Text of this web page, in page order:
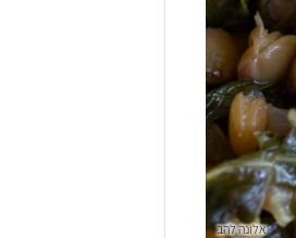
אלונה להב